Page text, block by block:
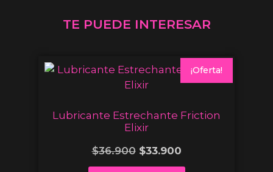
TE PUEDE INTERESAR
¡Oferta!
Lubricante Estrechante Friction
Elixir
$36.900 $33.900